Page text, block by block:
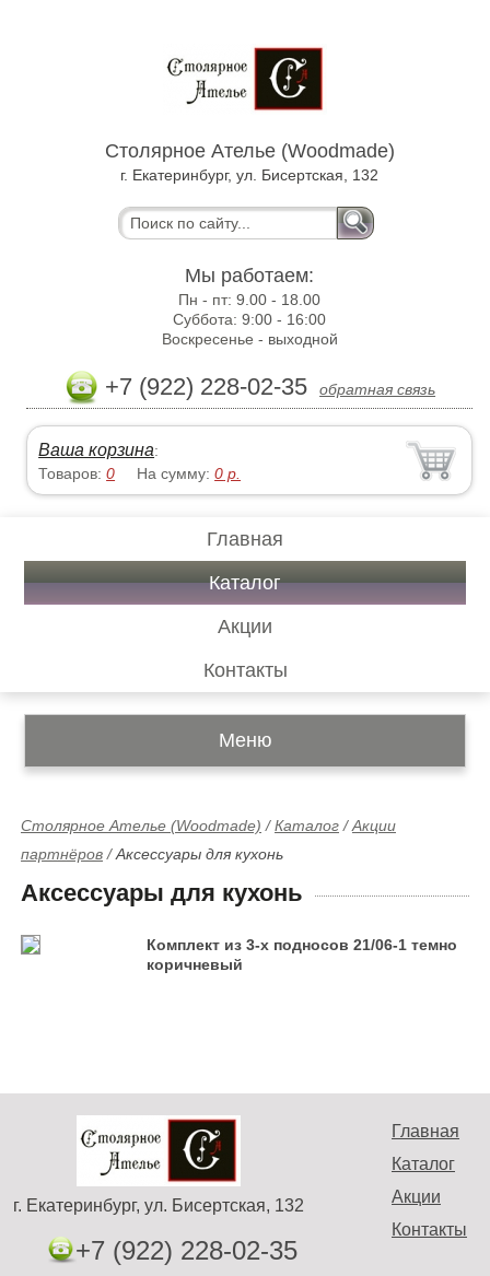
Столярное Ателье (Woodmade)
г. Екатеринбург, ул. Бисертская, 132
Мы работаем:
Пн - пт:9.00 - 18.00
Суббота:9:00 - 16:00
Воскресенье - выходной
+7 (922) 228-02-35 обратная связь
Ваша корзина:
Товаров:0 На сумму:0 р.
Главная
Каталог
Акции
Контакты
Меню
Столярное Ателье (Woodmade) /Каталог /Акции
партнёров /Аксессуары для кухонь
Аксессуары для кухонь
Комплект из 3-х подносов 21/06-1 темно
коричневый
Главная
Каталог
Акции
Контакты
г. Екатеринбург, ул. Бисертская, 132
+7 (922) 228-02-35